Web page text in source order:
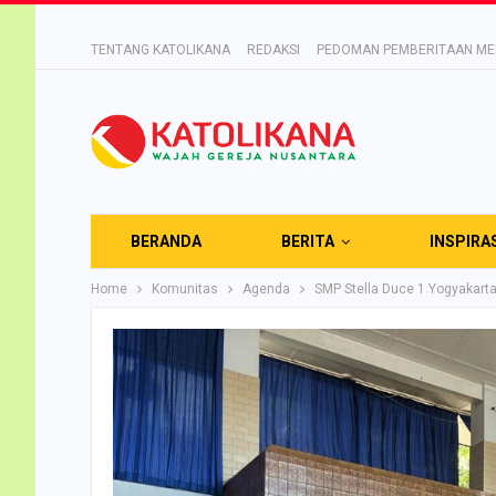
TENTANG KATOLIKANA REDAKSI PEDOMAN PEMBERITAAN
BERANDA BERITA
Home Komunitas Agenda SMP Stella Duce 1